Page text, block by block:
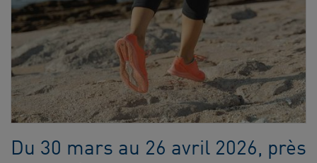
Du 30 mars au 26 avril 2026, près